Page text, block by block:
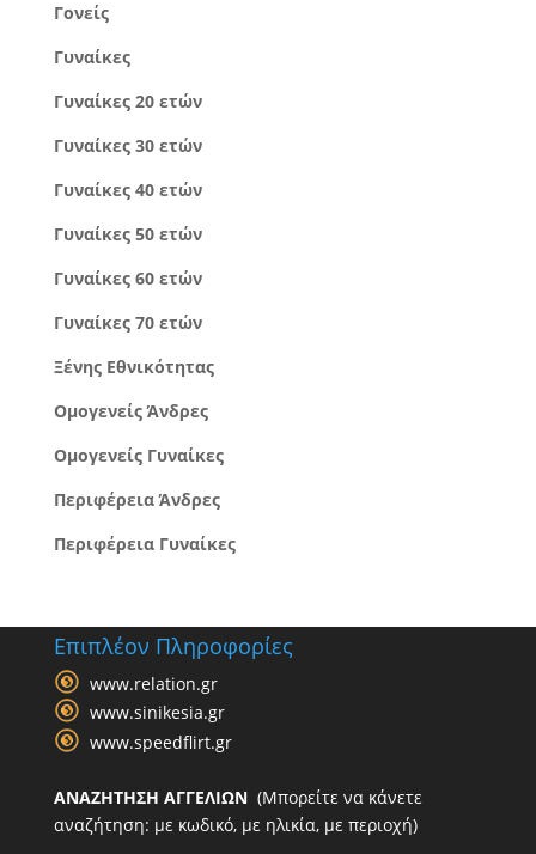
Γονείς
Γυναίκες
Γυναίκες 20 ετών
Γυναίκες 30 ετών
Γυναίκες 40 ετών
Γυναίκες 50 ετών
Γυναίκες 60 ετών
Γυναίκες 70 ετών
Ξένης Εθνικότητας
Ομογενείς Άνδρες
Ομογενείς Γυναίκες
Περιφέρεια Άνδρες
Περιφέρεια Γυναίκες
Επιπλέον Πληροφορίες
www.relation.gr
www.sinikesia.gr
www.speedflirt.gr
ΑΝΑΖΗΤΗΣΗ ΑΓΓΕΛΙΩΝ(Μπορείτε να κάνετε
αναζήτηση: με κωδικό, με ηλικία, με περιοχή)